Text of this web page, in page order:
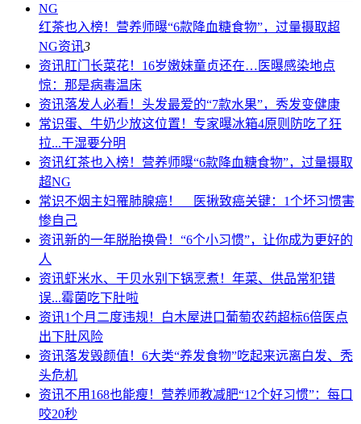
红茶也入榜！营养师曝“6款降血糖食物”，过量摄取超
NG资讯3
资讯肛门长菜花！16岁嫩妹童贞还在…医曝感染地点
惊：那是病毒温床
资讯落发人必看！头发最爱的“7款水果”，秀发变健康
常识蛋、牛奶少放这位置！专家曝冰箱4原则防吃了狂
拉...干湿要分明
资讯红茶也入榜！营养师曝“6款降血糖食物”，过量摄取
超NG
常识不烟主妇罹肺腺癌！ 医揪致癌关键：1个坏习惯害
惨自己
资讯新的一年脱胎换骨！“6个小习惯”，让你成为更好的
人
资讯虾米水、干贝水别下锅烹煮！年菜、供品常犯错
误...霉菌吃下肚啦
资讯1个月二度违规！白木屋进口葡萄农药超标6倍医点
出下肚风险
资讯落发毁颜值！6大类“养发食物”吃起来远离白发、秃
头危机
资讯不用168也能瘦！营养师教减肥“12个好习惯”：每口
咬20秒